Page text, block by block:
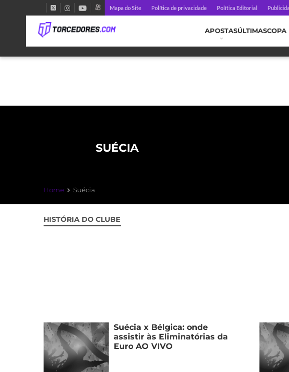
Mapa do Site Política de privacidade Política Editorial
APOSTASÚLTIMASCOPA
Home Suécia
SUÉCIA
HISTÓRIA DO CLUBE
Suécia x Bélgica: onde
assistir às Eliminatórias da
Euro AO VIVO